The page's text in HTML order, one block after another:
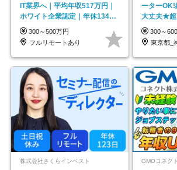
IT業界へ｜平均年収517万円｜
ホワイト企業認定｜年休134日
｜リモートOK
300～500万円
フルリモートあり
ーターOK!
大丈夫★超
ープの正社
300～
東京都_神奈
株式会社さくらインベスト